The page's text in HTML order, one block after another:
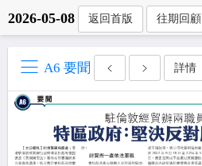
2026-05-08 返回首版 往期回顧
A6 要聞 詳情